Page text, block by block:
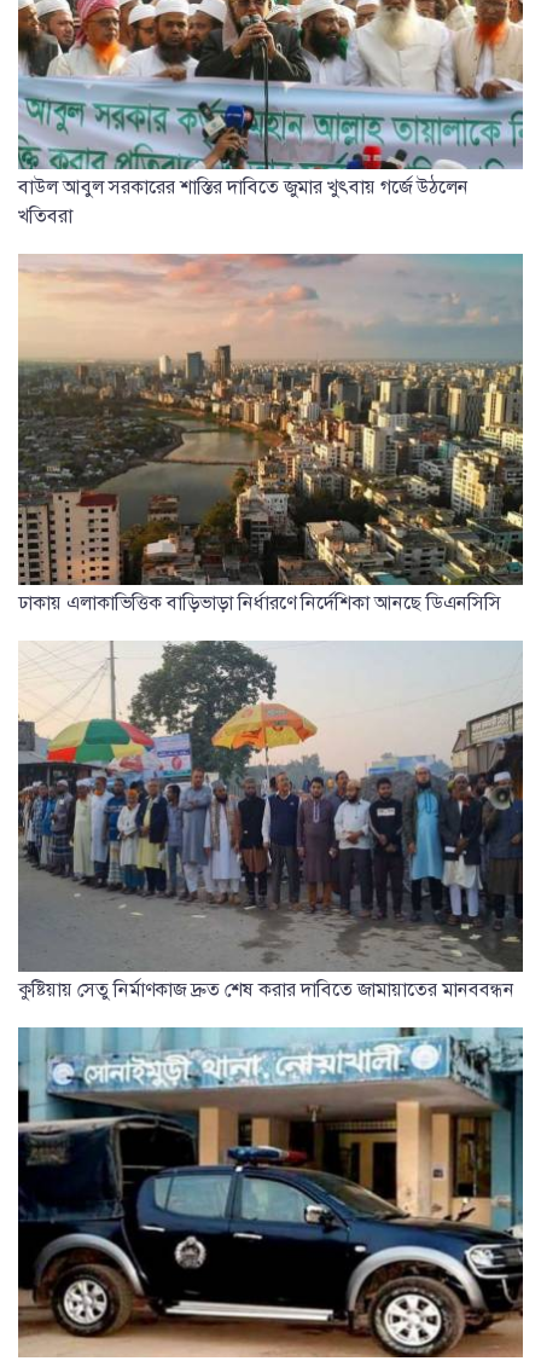
বাউল আবুল সরকারের শাস্তির দাবিতে জুমার খুৎবায় গর্জে উঠলেন
খতিবরা
ঢাকায় এলাকাভিত্তিক বাড়িভাড়া নির্ধারণে নির্দেশিকা আনছে ডিএনসিসি
কুষ্টিয়ায় সেতু নির্মাণকাজ দ্রুত শেষ করার দাবিতে জামায়াতের মানববন্ধন